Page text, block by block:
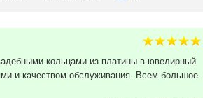
кольцами из платины в ювелирный
и качеством обслуживания. Всем большое